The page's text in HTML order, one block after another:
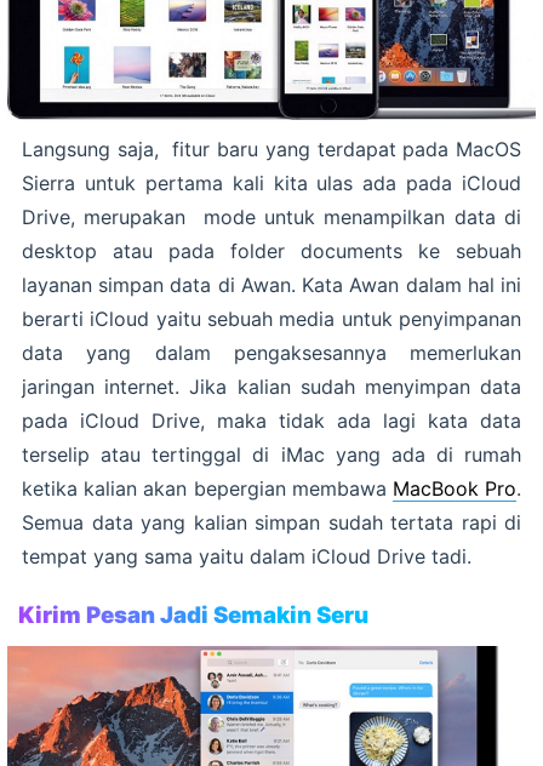
Langsung saja, fitur baru yang terdapat pada MacOS
Sierra untuk pertama kali kita ulas ada pada iCloud
Drive, merupakan mode untuk menampilkan data di
desktop atau pada folder documents ke sebuah
layanan simpan data di Awan. Kata Awan dalam hal ini
berarti iCloud yaitu sebuah media untuk penyimpanan
data yang dalam pengaksesannya memerlukan
jaringan internet. Jika kalian sudah menyimpan data
pada iCloud Drive, maka tidak ada lagi kata data
terselip atau tertinggal di iMac yang ada di rumah
ketika kalian akan bepergian membawa MacBook Pro.
Semua data yang kalian simpan sudah tertata rapi di
tempat yang sama yaitu dalam iCloud Drive tadi.
Kirim Pesan Jadi Semakin Seru